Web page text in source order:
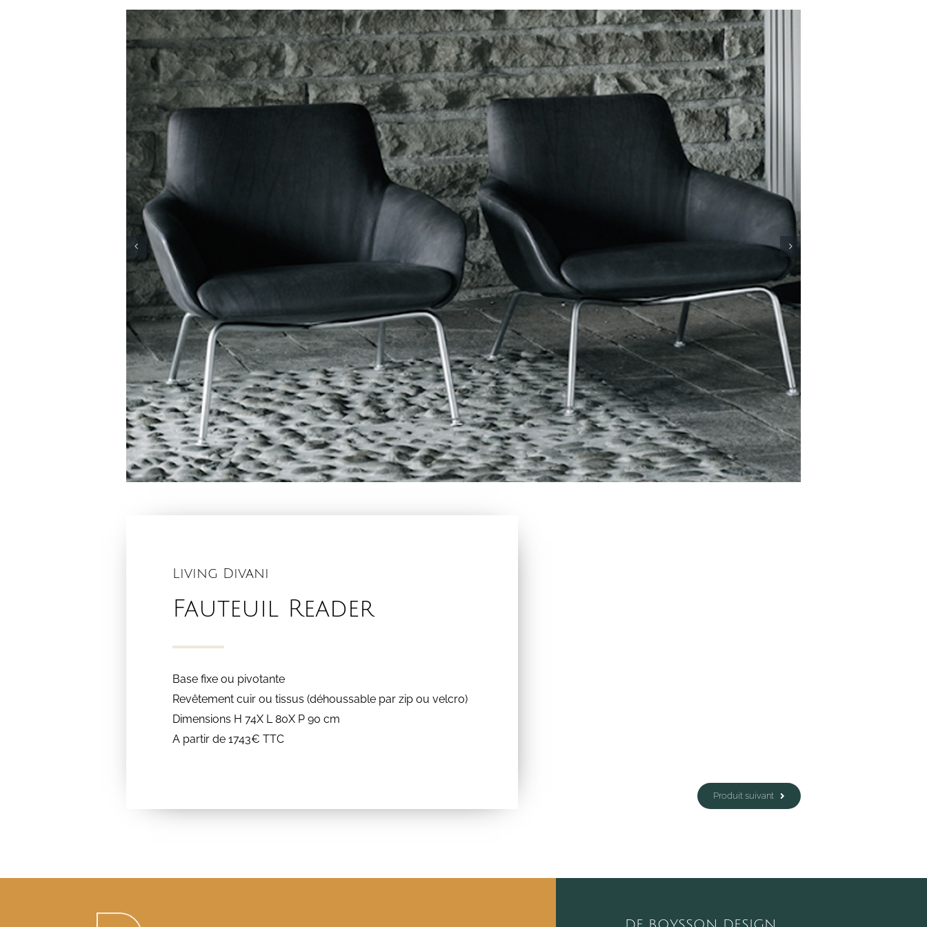
Living Divani
Fauteuil Reader
Base fixe ou pivotante
Revêtement cuir ou tissus (déhoussable par zip ou velcro)
Dimensions H 74X L 80X P 90 cm
A partir de 1743€ TTC
Produit suivant